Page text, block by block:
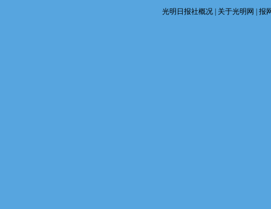
光明日报社概况 关于光明网 报